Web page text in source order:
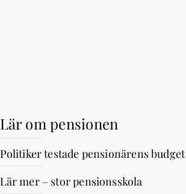
Lär om pensionen
Politiker testade pensionärens budget
Lär mer – stor pensionsskola